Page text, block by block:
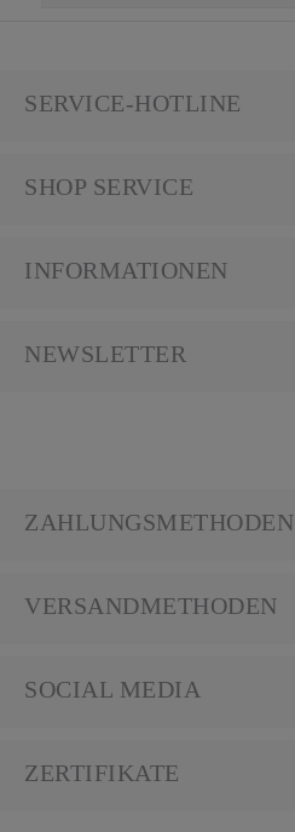
SERVICE-HOTLINE
SHOP SERVICE
INFORMATIONEN
NEWSLETTER
ZAHLUNGSMETHODEN
VERSANDMETHODEN
SOCIAL MEDIA
ZERTIFIKATE